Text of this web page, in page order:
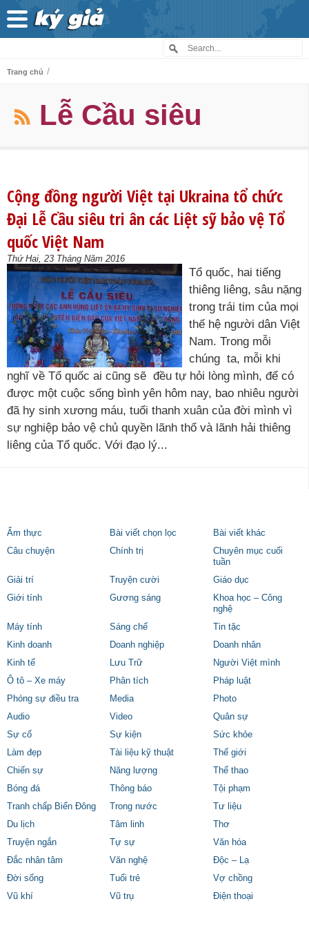
Trang chủ /
Lễ Cầu siêu
Cộng đồng người Việt tại Ukraina tổ chức
Đại Lễ Cầu siêu tri ân các Liệt sỹ bảo vệ Tổ
quốc Việt Nam
Thứ Hai, 23 Tháng Năm 2016
Tổ quốc, hai tiếng
thiêng liêng, sâu nặng
trong trái tim của mọi
thế hệ người dân Việt
Nam. Trong mỗi
chúng ta, mỗi khi
nghĩ về Tổ quốc ai cũng sẽ đều tự hỏi lòng mình, để có
được một cuộc sống bình yên hôm nay, bao nhiêu người
đã hy sinh xương máu, tuổi thanh xuân của đời mình vì
sự nghiệp bảo vệ chủ quyền lãnh thổ và lãnh hải thiêng
liêng của Tổ quốc. Với đạo lý...
Ẩm thực Bài viết chọn lọc
Bài viết khác
Câu chuyện
Chính trị
Chuyên mục cuối
tuần
Giải trí
Truyện cười
Giáo dục
Giới tính
Gương sáng
Khoa học – Công
nghệ
Máy tính
Sáng chế
Tin tặc
Kinh doanh
Doanh nghiệp
Doanh nhân
Kinh tế
Lưu Trữ
Người Việt mình
Ô tô – Xe máy
Phân tích
Pháp luật
Phóng sự điều tra
Media
Photo
Audio
Video
Quân sự
Sự cố
Sự kiện
Sức khỏe
Làm đẹp
Tài liệu kỹ thuật
Thế giới
Chiến sự
Năng lượng
Thể thao
Bóng đá
Thông báo
Tội phạm
Tranh chấp Biển Đông
Trong nước
Tư liệu
Du lịch
Tâm linh
Thơ
Truyện ngắn
Tự sự
Văn hóa
Đắc nhân tâm
Văn nghệ
Độc – Lạ
Đời sống
Tuổi trẻ
Vợ chồng
Vũ khí
Vũ trụ Điện thoại